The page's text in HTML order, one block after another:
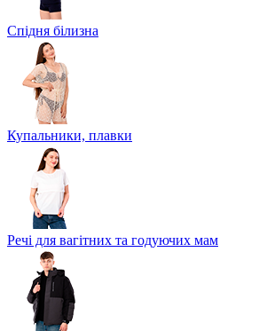
Спідня білизна
Купальники, плавки
Речі для вагітних та годуючих мам